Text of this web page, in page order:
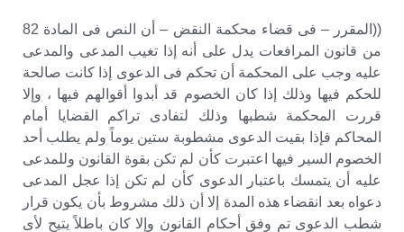
((المقرر – فى قضاء محكمة النقض – أن النص فى المادة 82
من قانون المرافعات يدل على أنه إذا تغيب المدعى والمدعى
عليه وجب على المحكمة أن تحكم فى الدعوى إذا كانت صالحة
للحكم فيها وذلك إذا كان الخصوم قد أبدوا أقوالهم فيها ، وإلا
قررت المحكمة شطبها وذلك لتفادى تراكم القضايا أمام
المحاكم فإذا بقيت الدعوى مشطوبة ستين يوماً ولم يطلب أحد
الخصوم السير فيها اعتبرت كأن لم تكن بقوة القانون وللمدعى
عليه أن يتمسك باعتبار الدعوى كأن لم تكن إذا عجل المدعى
دعواه بعد انقضاء هذه المدة إلا أن ذلك مشروط بأن يكون قرار
شطب الدعوى تم وفق أحكام القانون وإلا كان باطلاً يتيح لأى